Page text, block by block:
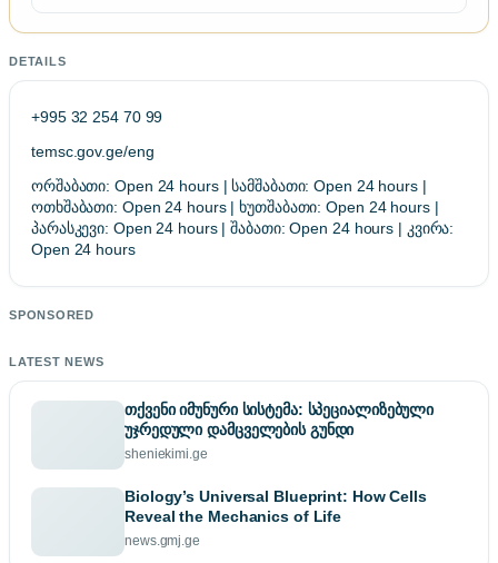
DETAILS
+995 32 254 70 99
temsc.gov.ge/eng
ორშაბათი: Open 24 hours | სამშაბათი: Open 24 hours |
ოთხშაბათი: Open 24 hours | ხუთშაბათი: Open 24 hours |
პარასკევი: Open 24 hours | შაბათი: Open 24 hours | კვირა:
Open 24 hours
SPONSORED
LATEST NEWS
თქვენი იმუნური სისტემა: სპეციალიზებული
უჯრედული დამცველების გუნდი
sheniekimi.ge
Biology’s Universal Blueprint: How Cells
Reveal the Mechanics of Life
news.gmj.ge